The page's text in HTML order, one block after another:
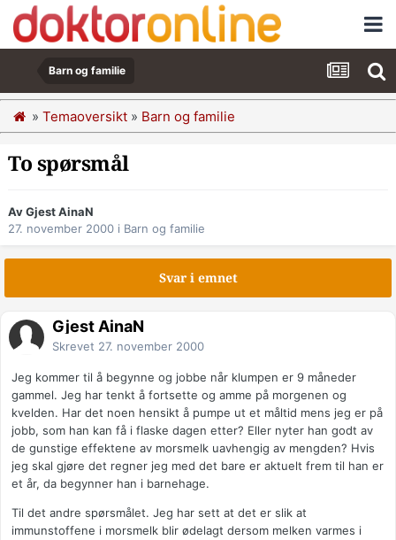
Barn og familie
» Temaoversikt » Barn og familie
To spørsmål
Av Gjest AinaN
27. november 2000 i Barn og familie
Svar i emnet
Gjest AinaN
Skrevet 27. november 2000
Jeg kommer til å begynne og jobbe når klumpen er 9 måneder
gammel. Jeg har tenkt å fortsette og amme på morgenen og
kvelden. Har det noen hensikt å pumpe ut et måltid mens jeg er på
jobb, som han kan få i flaske dagen etter? Eller nyter han godt av
de gunstige effektene av morsmelk uavhengig av mengden? Hvis
jeg skal gjøre det regner jeg med det bare er aktuelt frem til han er
et år, da begynner han i barnehage.
Til det andre spørsmålet. Jeg har sett at det er slik at
immunstoffene i morsmelk blir ødelagt dersom melken varmes i